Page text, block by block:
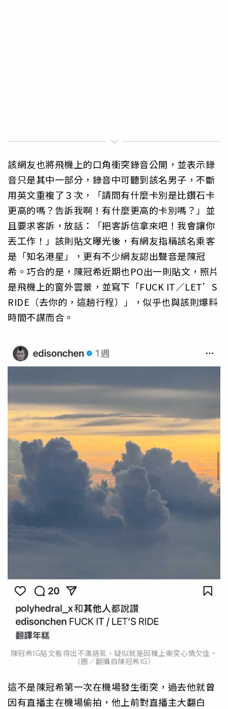
該網友也將飛機上的口角衝突錄音公開，並表示錄
音只是其中一部分，錄音中可聽到該名男子，不斷
用英文重複了３次，「請問有什麼卡別是比鑽石卡
更高的嗎？告訴我啊！有什麼更高的卡別嗎？」並
且要求客訴，放話：「把客訴信拿來吧！我會讓你
丟工作！」該則貼文曝光後，有網友指稱該名乘客
是「知名港星」，更有不少網友認出聲音是陳冠
希。巧合的是，陳冠希近期也PO出一則貼文，照片
是飛機上的窗外雲景，並寫下「FUCK IT／LET’S
RIDE（去你的，這趟行程）」，似乎也與該則爆料
時間不謀而合。
陳冠希IG貼文看得出不滿語氣，疑似就是因機上衝突心情欠佳。
（圖／翻攝自陳冠希IG）
這不是陳冠希第一次在機場發生衝突，過去他就曾
因有直播主在機場偷拍，他上前對直播主大翻白